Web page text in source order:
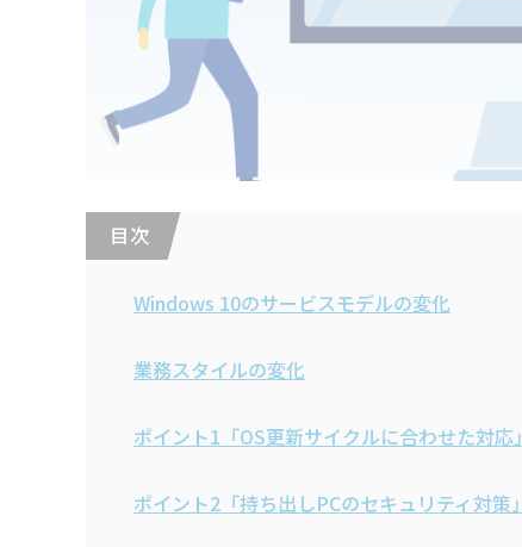
目 次
Windows 10のサービスモデルの変化
業務スタイルの変化
ポイント1「OS更新サイクルに合わせた対応」
ポイント2「持ち出しPCのセキュリティ対策」